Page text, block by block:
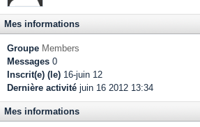
Mes informations
Groupe Members
Messages 0
Inscrit(e) (le) 16-juin 12
Dernière activité juin 16 2012 13:34
Mes informations